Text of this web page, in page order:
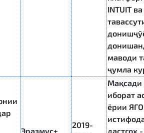
INTUIT
маводи
ҷумла
Эразмус+
2019-
Мақсади
иборат
ёрии
дастгоҳ